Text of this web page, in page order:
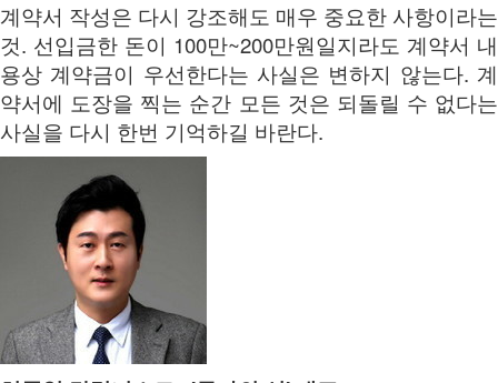
계약서 작성은 다시 강조해도 매우 중요한 사항이라는
것. 선입금한 돈이 100만~200만원일지라도 계약서 내
용상 계약금이 우선한다는 사실은 변하지 않는다. 계
약서에 도장을 찍는 순간 모든 것은 되돌릴 수 없다는
사실을 다시 한번 기억하길 바란다.